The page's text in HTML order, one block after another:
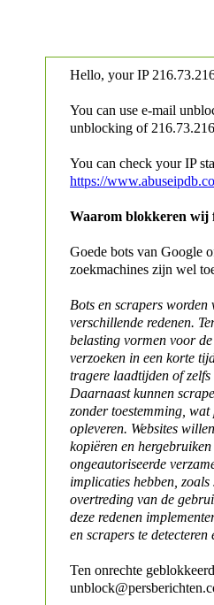
Hello, your IP
You can use e-mail
unblocking of
You can check your IP
https://
Waarom blokkeren wij
Goede bots van Google
zoekmachines zijn wel
Bots en scrapers worden
verschillende redenen.
belasting vormen voor
verzoeken in een korte
tragere laadtijden of
Daarnaast kunnen
zonder toestemming,
opleveren. Websites
kopiëren en
ongeautoriseerde
implicaties hebben,
overtreding van de
deze redenen
en scrapers te detecteren
Ten onrechte